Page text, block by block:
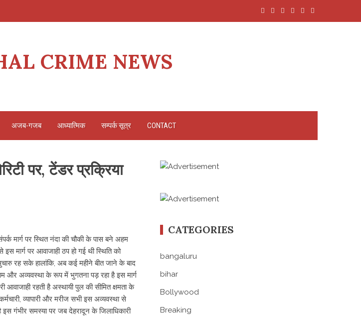
CRIME NEWS
अजब-गजब आध्यात्मिक सम्पर्क सूत्र CONTACT
पर, टेंडर प्रक्रिया
मार्ग पर स्थित नंदा की चौकी के पास बने अहम
मार्ग पर आवाजाही ठप हो गई थी स्थिति को
रह सके हालांकि, अब कई महीने बीत जाने के बाद
और अव्यवस्था के रूप में भुगतना पड़ रहा है इस मार्ग
आवाजाही रहती है अस्थायी पुल की सीमित क्षमता के
व्यापारी और मरीज सभी इस अव्यवस्था से
गंभीर समस्या पर जब देहरादून के जिलाधिकारी
CATEGORIES
bangaluru
bihar
Bollywood
Breaking